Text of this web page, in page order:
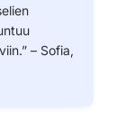
– Sofia,